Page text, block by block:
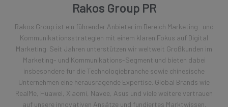
Rakos Group PR
Rakos Group ist ein führender Anbieter im Bereich Marketing- und
Kommunikationsstrategien mit einem klaren Fokus auf Digital
Marketing. Seit Jahren unterstützen wir weltweit Großkunden im
Marketing- und Kommunikations-Segment und bieten dabei
insbesondere für die Technologiebranche sowie chinesische
Unternehmen eine herausragende Expertise. Global Brands wie
RealMe, Huawei, Xiaomi, Navee, Asus und viele weitere vertrauen
auf unsere innovativen Ansätze und fundiertes Marktwissen.